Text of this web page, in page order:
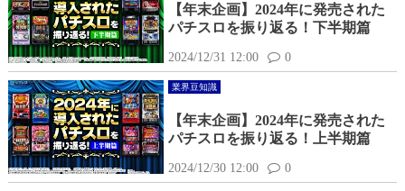
【年末企画】2024年に発売された
パチスロを振り返る！下半期篇
2024/12/31 12:00 0
業界豆知識
【年末企画】2024年に発売された
パチスロを振り返る！上半期篇
2024/12/30 12:00 0